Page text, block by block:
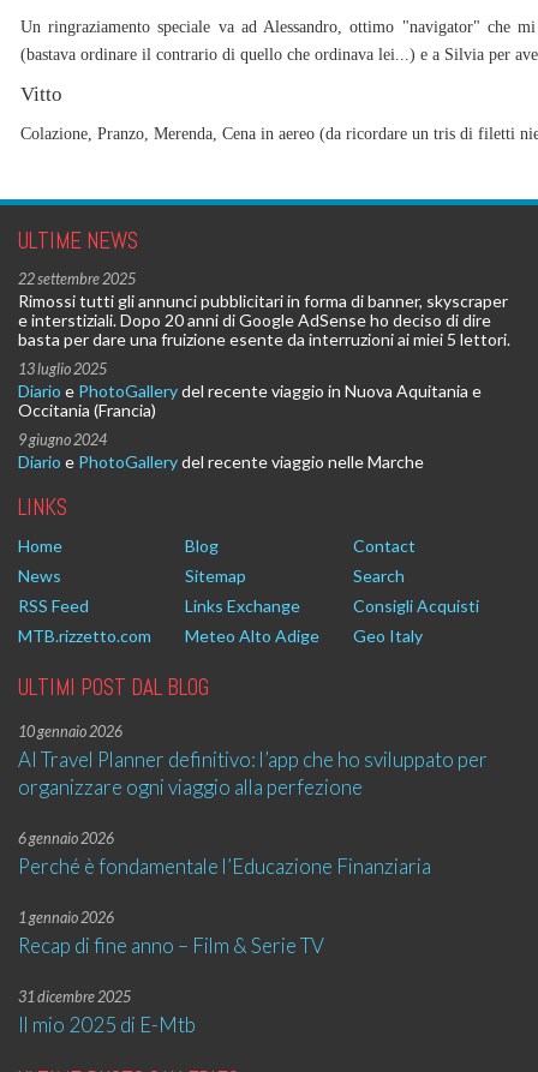
Un ringraziamento speciale va ad Alessandro, ottimo "navigator" che
(bastava ordinare il contrario di quello che ordinava lei...) e a Silvia per
Vitto
Colazione, Pranzo, Merenda, Cena in aereo (da ricordare un tris di filetti
ULTIME NEWS
22 settembre 2025
Rimossi tutti gli annunci pubblicitari in forma di banner, skyscraper
e interstiziali. Dopo 20 anni di Google AdSense ho deciso di dire
basta per dare una fruizione esente da interruzioni ai miei 5 lettori.
13 luglio 2025
Diario e PhotoGallerydel recente viaggio in Nuova Aquitania e
Occitania (Francia)
9 giugno 2024
Diario e PhotoGallerydel recente viaggio nelle Marche
LINKS
Home Blog
Contact
News
Sitemap
Search
RSS Feed
Links Exchange
Consigli Acquisti
MTB.rizzetto.com
Meteo Alto Adige Geo Italy
ULTIMI POST DAL BLOG
10 gennaio 2026
AI Travel Planner definitivo: l’app che ho sviluppato per
organizzare ogni viaggio alla perfezione
6 gennaio 2026
Perché è fondamentale l’Educazione Finanziaria
1 gennaio 2026
Recap di fine anno – Film & Serie TV
31 dicembre 2025
Il mio 2025 di E-Mtb